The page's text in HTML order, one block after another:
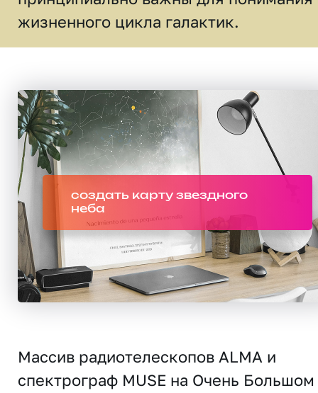
жизненного цикла галактик.
создать карту звездного
неба
Массив радиотелескопов ALMA и
спектрограф MUSE на Очень Большом